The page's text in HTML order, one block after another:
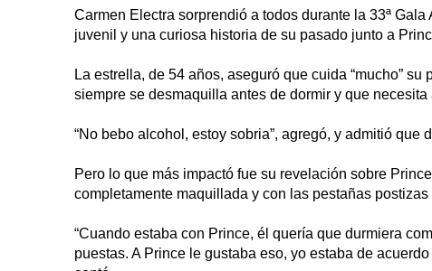
Carmen Electra sorprendió a todos durante la 33ª
juvenil y una curiosa historia de su pasado junto a
La estrella, de 54 años, aseguró que cuida “mucho”
siempre se desmaquilla antes de dormir y que
“No bebo alcohol, estoy sobria”, agregó, y admitió que
Pero lo que más impactó fue su revelación sobre
completamente maquillada y con las pestañas postizas
“Cuando estaba con Prince, él quería que durmiera
puestas. A Prince le gustaba eso, yo estaba de